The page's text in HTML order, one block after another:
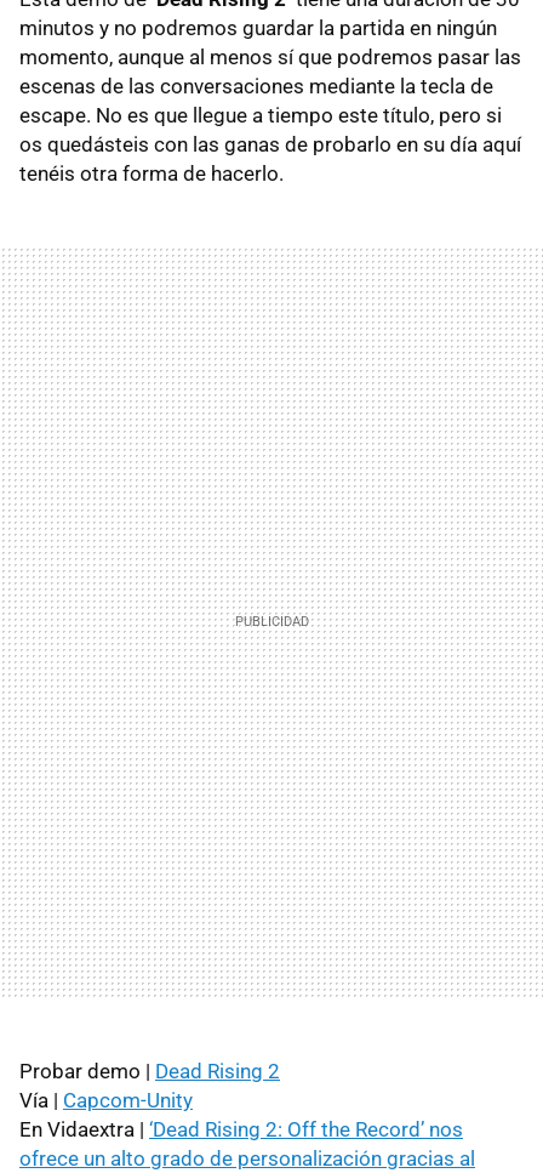
minutos y no podremos guardar la partida en ningún
momento, aunque al menos sí que podremos pasar las
escenas de las conversaciones mediante la tecla de
escape. No es que llegue a tiempo este título, pero si
os quedásteis con las ganas de probarlo en su día aquí
tenéis otra forma de hacerlo.
Probar demo | Dead Rising 2
Vía | Capcom-Unity
En Vidaextra | ‘Dead Rising 2: Off the Record’ nos
ofrece un alto grado de personalización gracias al